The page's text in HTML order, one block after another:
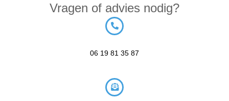
Vragen of advies nodig?
06 19 81 35 87